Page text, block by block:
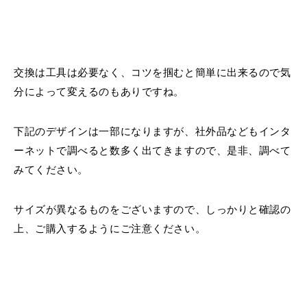
交換は工具は必要なく、コツを掴むと簡単に出来るので気
分によって変えるのもありですね。
下記のデザインは一部になりますが、社外品などもインタ
ーネットで調べると数多く出てきますので、是非、調べて
みてください。
サイズが異なるものをございますので、しっかりと確認の
上、ご購入するようにご注意ください。